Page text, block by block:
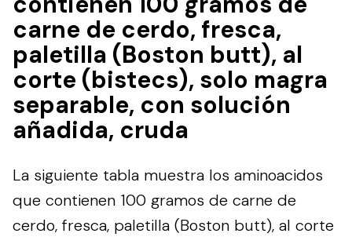
carne de cerdo, fresca,
paletilla (Boston butt), al
corte (bistecs), solo magra
separable, con solución
añadida, cruda
La siguiente tabla muestra los aminoacidos
que contienen 100 gramos de carne de
cerdo, fresca, paletilla (Boston butt), al corte